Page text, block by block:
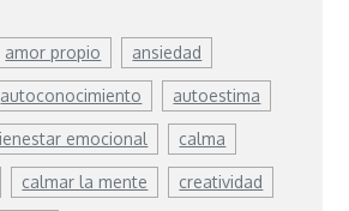
amor propio ansiedad
autoconocimiento autoestima
emocional calma
calmar la mente creatividad